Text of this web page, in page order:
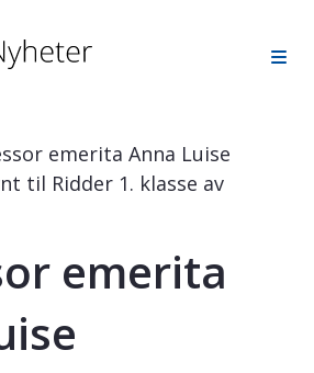
og klikk på + (pluss) for å forstørre
emerita Anna Luise
til Ridder 1. klasse av
emerita